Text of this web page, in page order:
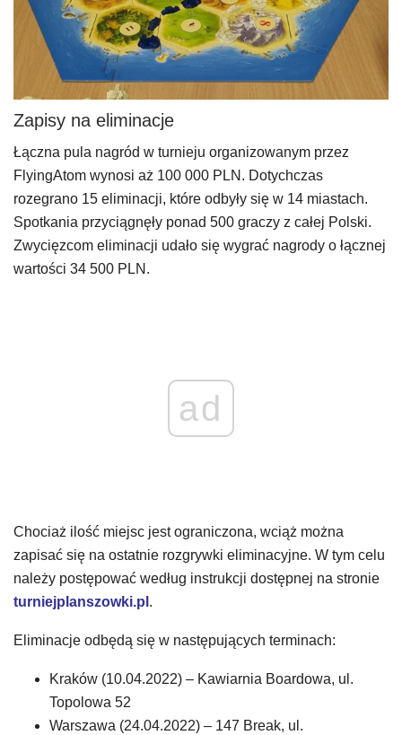
Zapisy na eliminacje
Łączna pula nagród w turnieju organizowanym przez
FlyingAtom wynosi aż 100 000 PLN. Dotychczas
rozegrano 15 eliminacji, które odbyły się w 14 miastach.
Spotkania przyciągnęły ponad 500 graczy z całej Polski.
Zwycięzcom eliminacji udało się wygrać nagrody o łącznej
wartości 34 500 PLN.
ad
Chociaż ilość miejsc jest ograniczona, wciąż można
zapisać się na ostatnie rozgrywki eliminacyjne. W tym celu
należy postępować według instrukcji dostępnej na stronie
turniejplanszowki.pl .
Eliminacje odbędą się w następujących terminach:
Kraków (10.04.2022) – Kawiarnia Boardowa, ul.
Topolowa 52
Warszawa (24.04.2022) – 147 Break, ul.